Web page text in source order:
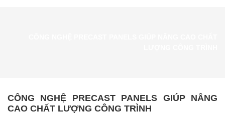
CÔNG NGHỆ PRECAST PANELS GIÚP NÂNG
CAO CHẤT LƯỢNG CÔNG TRÌNH